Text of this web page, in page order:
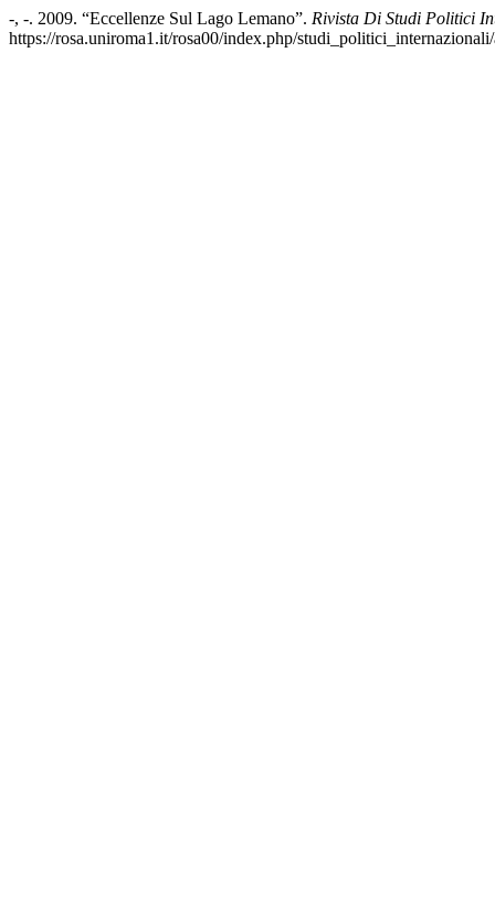
-, -. 2009. “Eccellenze Sul Lago Lemano”. Rivista Di Studi Politici
https://rosa.uniroma1.it/rosa00/index.php/